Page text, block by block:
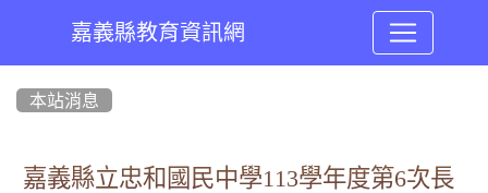
嘉義縣教育資訊網
本站消息
嘉義縣立忠和國民中學113學年度第6次長